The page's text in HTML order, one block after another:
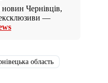
Чернівців,
ексклюзиви —
область